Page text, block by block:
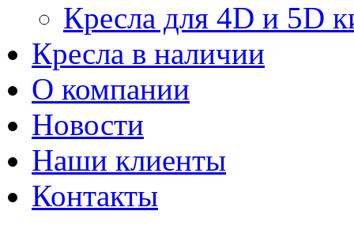
Кресла для 4D и 5D
Кресла в наличии
О компании
Новости
Наши клиенты
Контакты